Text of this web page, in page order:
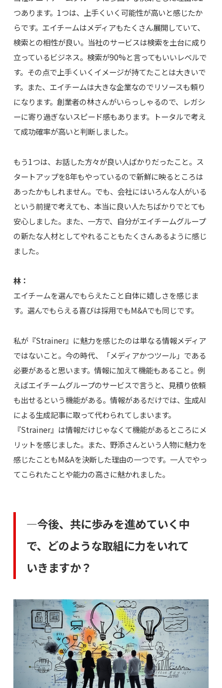
つあります。1つは、上手くいく可能性が高いと感じたか
らです。エイチームはメディアもたくさん展開していて、
検索との相性が良い。当社のサービスは検索を土台に成り
立っているビジネス。検索が90%と言ってもいいレベルで
す。その点で上手くいくイメージが持てたことは大きいで
す。また、エイチームは大きな企業なのでリソースも頼り
になります。創業者の林さんがいらっしゃるので、レガシ
ーに寄り過ぎないスピード感もあります。トータルで考え
て成功確率が高いと判断しました。
もう1つは、お話した方々が良い人ばかりだったこと。ス
タートアップを8年もやっているので新鮮に映るところは
あったかもしれません。でも、会社にはいろんな人がいる
という前提で考えても、本当に良い人たちばかりでとても
安心しました。また、一方で、自分がエイチームグループ
の新たな人材としてやれることもたくさんあるように感じ
ました。
林：
エイチームを選んでもらえたこと自体に嬉しさを感じま
す。選んでもらえる喜びは採用でもM&Aでも同じです。
私が『Strainer』に魅力を感じたのは単なる情報メディア
ではないこと。今の時代、「メディアかつツール」である
必要があると思います。情報に加えて機能もあること。例
えばエイチームグループのサービスで言うと、見積り依頼
も出せるという機能がある。情報があるだけでは、生成AI
による生成記事に取って代わられてしまいます。
『Strainer』は情報だけじゃなくて機能があるところにメ
リットを感じました。また、野添さんという人物に魅力を
感じたこともM&Aを決断した理由の一つです。一人でやっ
てこられたことや能力の高さに魅かれました。
―今後、共に歩みを進めていく中
で、どのような取組に力をいれて
いきますか？